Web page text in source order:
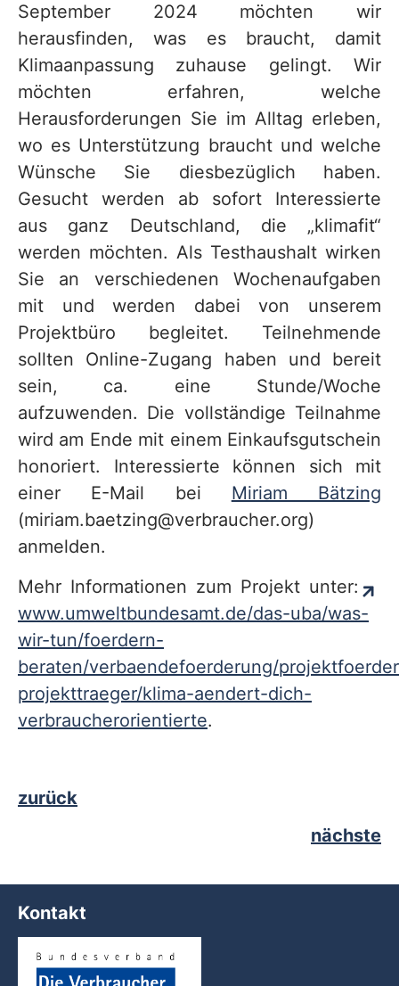
September 2024 möchten wir
herausfinden, was es braucht, damit
Klimaanpassung zuhause gelingt. Wir
möchten erfahren, welche
Herausforderungen Sie im Alltag erleben,
wo es Unterstützung braucht und welche
Wünsche Sie diesbezüglich haben.
Gesucht werden ab sofort Interessierte
aus ganz Deutschland, die „klimafit“
werden möchten. Als Testhaushalt wirken
Sie an verschiedenen Wochenaufgaben
mit und werden dabei von unserem
Projektbüro begleitet. Teilnehmende
sollten Online-Zugang haben und bereit
sein, ca. eine Stunde/Woche
aufzuwenden. Die vollständige Teilnahme
wird am Ende mit einem Einkaufsgutschein
honoriert. Interessierte können sich mit
einer E-Mail bei Miriam Bätzing
(miriam.baetzing@verbraucher.org)
anmelden.
Mehr Informationen zum Projekt unter:
www.umweltbundesamt.de/das-uba/was-
wir-tun/foerdern-
beraten/verbaendefoerderung/
projekttraeger/klima-aendert-dich-
verbraucherorientierte.
zurück
nächste
Kontakt